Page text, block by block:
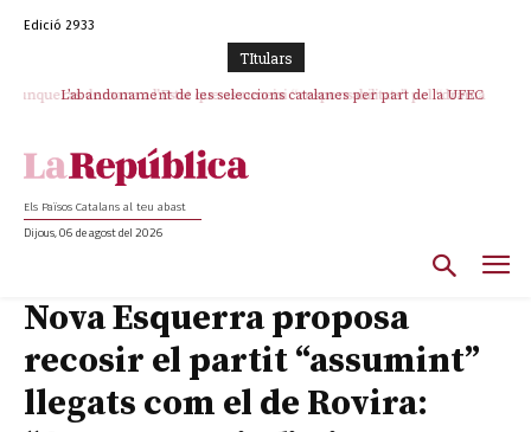
Edició 2933
TItulars
L’abandonament de les seleccions catalanes per part de la UFEC
Els Països Catalans al teu abast
Dijous, 06 de agost del 2026
Nova Esquerra proposa
recosir el partit “assumint”
llegats com el de Rovira: